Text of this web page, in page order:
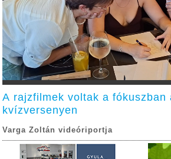
A rajzfilmek voltak a fókuszban
kvízversenyen
Varga Zoltán videóriportja